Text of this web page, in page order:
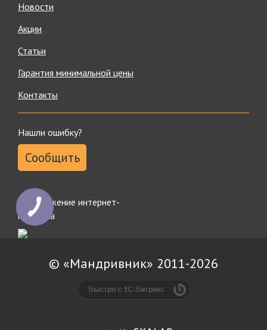
Новости
Акции
Статьи
Гарантия минимальной цены
Контакты
Нашли ошибку?
Сообщить
Продвижение интернет-
магазина
© «Мандривник» 2011-2026
КНОПКА
ЗВ'ЯЗКУ